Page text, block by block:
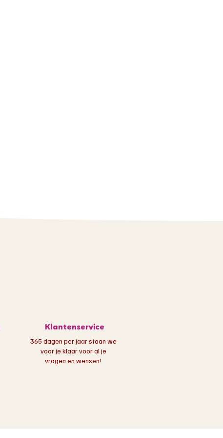
Klantenservice
365 dagen per jaar staan we
voor je klaar voor al je
vragen en wensen!